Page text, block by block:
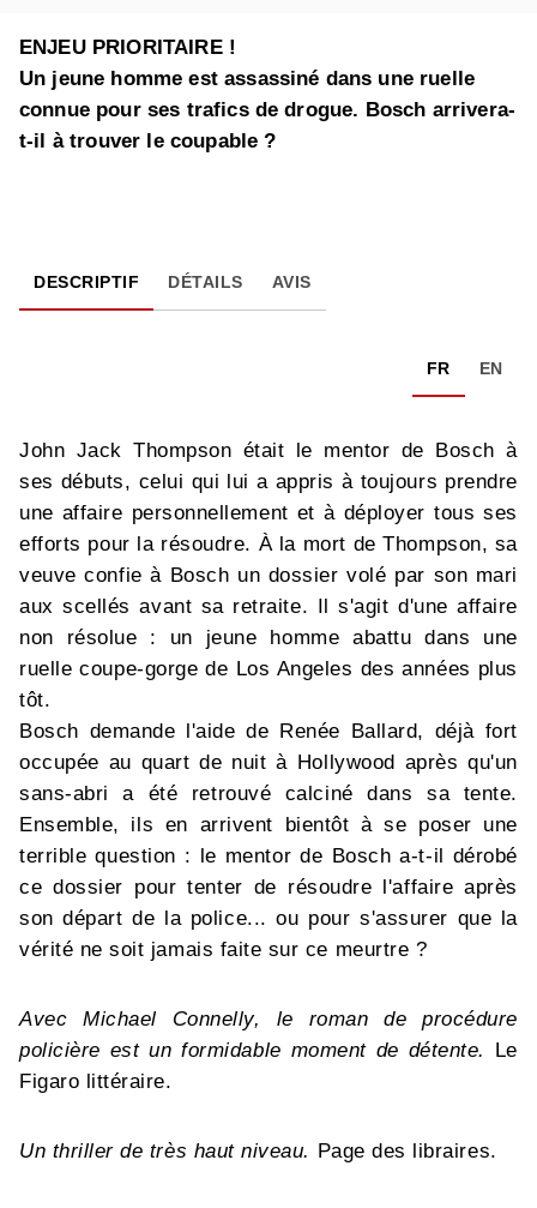
ENJEU PRIORITAIRE !
Un jeune homme est assassiné dans une ruelle
connue pour ses trafics de drogue. Bosch arrivera-
t-il à trouver le coupable ?
DESCRIPTIF DÉTAILS AVIS
FR EN
John Jack Thompson était le mentor de Bosch à
ses débuts, celui qui lui a appris à toujours prendre
une affaire personnellement et à déployer tous ses
efforts pour la résoudre. À la mort de Thompson, sa
veuve confie à Bosch un dossier volé par son mari
aux scellés avant sa retraite. Il s'agit d'une affaire
non résolue : un jeune homme abattu dans une
ruelle coupe-gorge de Los Angeles des années plus
tôt.
Bosch demande l'aide de Renée Ballard, déjà fort
occupée au quart de nuit à Hollywood après qu'un
sans-abri a été retrouvé calciné dans sa tente.
Ensemble, ils en arrivent bientôt à se poser une
terrible question : le mentor de Bosch a-t-il dérobé
ce dossier pour tenter de résoudre l'affaire après
son départ de la police... ou pour s'assurer que la
vérité ne soit jamais faite sur ce meurtre ?
Avec Michael Connelly, le roman de procédure
policière est un formidable moment de détente.
Le
Figaro littéraire.
Un thriller de très haut niveau. Page des libraires.